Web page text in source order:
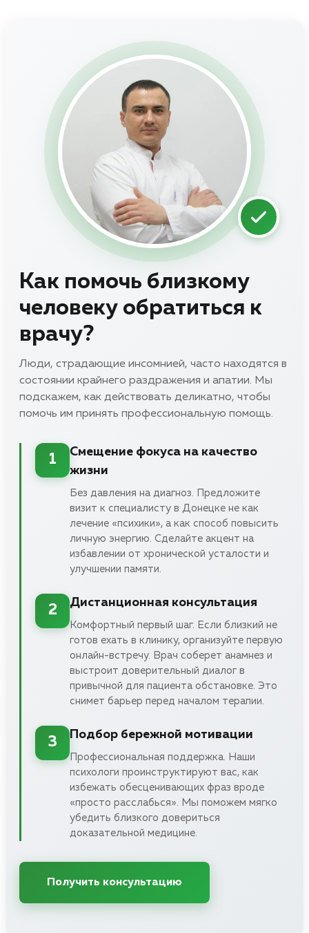
Как помочь близкому
человеку обратиться к
врачу?
Люди, страдающие инсомнией, часто находятся в
состоянии крайнего раздражения и апатии. Мы
подскажем, как действовать деликатно, чтобы
помочь им принять профессиональную помощь.
1
Смещение фокуса на качество
жизни
Без давления на диагноз. Предложите
визит к специалисту в Донецке не как
лечение «психики», а как способ повысить
личную энергию. Сделайте акцент на
избавлении от хронической усталости и
улучшении памяти.
2
Дистанционная консультация
Комфортный первый шаг. Если близкий не
готов ехать в клинику, организуйте первую
онлайн-встречу. Врач соберет анамнез и
выстроит доверительный диалог в
привычной для пациента обстановке. Это
снимет барьер перед началом терапии.
3
Подбор бережной мотивации
Профессиональная поддержка. Наши
психологи проинструктируют вас, как
избежать обесценивающих фраз вроде
«просто расслабься». Мы поможем мягко
убедить близкого довериться
доказательной медицине.
Получить консультацию